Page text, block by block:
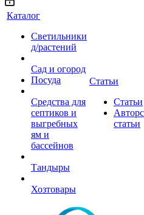
Каталог
Светильники
д/растений
Сад и огород
Посуда
Средства для
септиков и
выгребных
ям и
бассейнов
Тандыры
Хозтовары
Статьи
Статьи
статьи